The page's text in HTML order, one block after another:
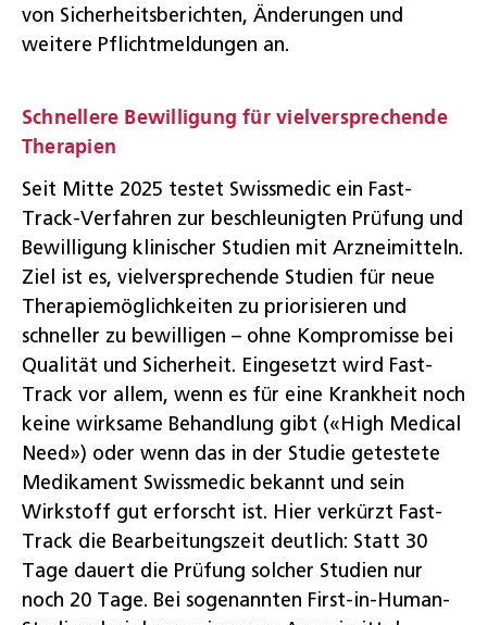
von Sicherheitsberichten, Änderungen und
weitere Pflichtmeldungen an.
Schnellere Bewilligung für vielversprechende
Therapien
Seit Mitte 2025 testet Swissmedic ein Fast-
Track-Verfahren zur beschleunigten Prüfung und
Bewilligung klinischer Studien mit Arzneimitteln.
Ziel ist es, vielversprechende Studien für neue
Therapiemöglichkeiten zu priorisieren und
schneller zu bewilligen – ohne Kompromisse bei
Qualität und Sicherheit. Eingesetzt wird Fast-
Track vor allem, wenn es für eine Krankheit noch
keine wirksame Behandlung gibt («High Medical
Need») oder wenn das in der Studie getestete
Medikament Swissmedic bekannt und sein
Wirkstoff gut erforscht ist. Hier verkürzt Fast-
Track die Bearbeitungszeit deutlich: Statt 30
Tage dauert die Prüfung solcher Studien nur
noch 20 Tage. Bei sogenannten First-in-Human-